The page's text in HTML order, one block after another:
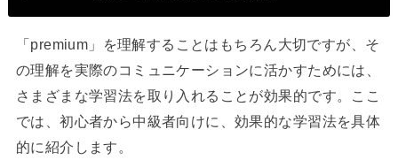
「premium」を理解することはもちろん大切ですが、そ
の理解を実際のコミュニケーションに活かすためには、
さまざまな学習法を取り入れることが効果的です。ここ
では、初心者から中級者向けに、効果的な学習法を具体
的に紹介します。